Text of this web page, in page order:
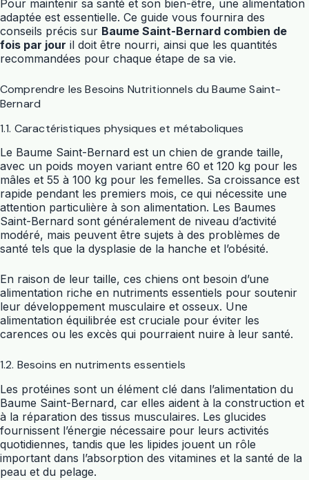
Pour maintenir sa santé et son bien-être, une alimentation
adaptée est essentielle. Ce guide vous fournira des
conseils précis sur Baume Saint-Bernard combien de
fois par jour il doit être nourri, ainsi que les quantités
recommandées pour chaque étape de sa vie.
Comprendre les Besoins Nutritionnels du Baume Saint-
Bernard
1.1. Caractéristiques physiques et métaboliques
Le Baume Saint-Bernard est un chien de grande taille,
avec un poids moyen variant entre 60 et 120 kg pour les
mâles et 55 à 100 kg pour les femelles. Sa croissance est
rapide pendant les premiers mois, ce qui nécessite une
attention particulière à son alimentation. Les Baumes
Saint-Bernard sont généralement de niveau d’activité
modéré, mais peuvent être sujets à des problèmes de
santé tels que la dysplasie de la hanche et l’obésité.
En raison de leur taille, ces chiens ont besoin d’une
alimentation riche en nutriments essentiels pour soutenir
leur développement musculaire et osseux. Une
alimentation équilibrée est cruciale pour éviter les
carences ou les excès qui pourraient nuire à leur santé.
1.2. Besoins en nutriments essentiels
Les protéines sont un élément clé dans l’alimentation du
Baume Saint-Bernard, car elles aident à la construction et
à la réparation des tissus musculaires. Les glucides
fournissent l’énergie nécessaire pour leurs activités
quotidiennes, tandis que les lipides jouent un rôle
important dans l’absorption des vitamines et la santé de la
peau et du pelage.